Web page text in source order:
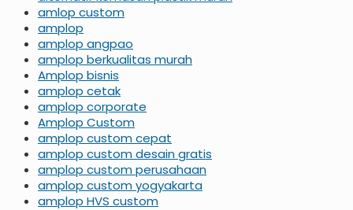
amlop custom
amplop
amplop angpao
amplop berkualitas murah
Amplop bisnis
amplop cetak
amplop corporate
Amplop Custom
amplop custom cepat
amplop custom desain gratis
amplop custom perusahaan
amplop custom yogyakarta
amplop HVS custom